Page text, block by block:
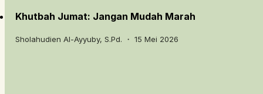
Khutbah Jumat: Jangan Mudah Marah
Sholahudien Al-Ayyuby, S.Pd. ・ 15 Mei 2026